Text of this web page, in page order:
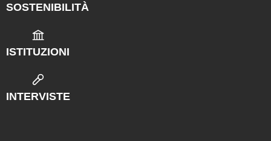
SOSTENIBILITÀ
ISTITUZIONI
INTERVISTE